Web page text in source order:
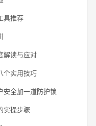
具推荐
解读与应对
个实用技巧
安全加一道防护锁
实操步骤